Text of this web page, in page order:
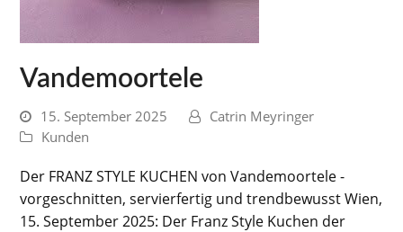
Vandemoortele
15. September 2025
Catrin Meyringer
Kunden
Der FRANZ STYLE KUCHEN von Vandemoortele -
vorgeschnitten, servierfertig und trendbewusst Wien,
15. September 2025: Der Franz Style Kuchen der